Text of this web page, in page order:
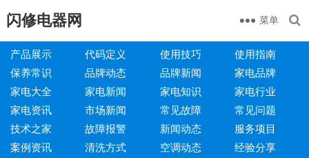
闪修电器网 菜单
产品展示 代码定义 使用技巧
使用指南
保养常识
品牌动态 品牌新闻
家电品牌
家电大全
家电新闻 家电知识
家电行业
家电资讯
市场新闻 常见故障
常见问题
技术之家
故障报警 新闻动态
服务项目
案例资讯
清洗方式 空调动态
经验分享